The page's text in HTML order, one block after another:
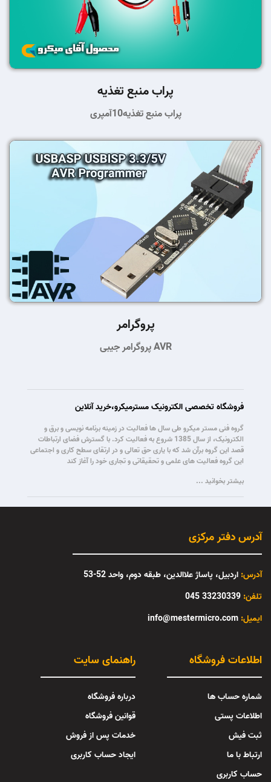
پراب منبع تغذیه
پراب منبع تغذیه10آمپری
پروگرامر
پروگرامر جیبی AVR
فروشگاه تخصصی الکترونیک مسترمیکرو،خرید آنلاین
گروه فنی مستر میکرو طی سال ها فعالیت در زمینه برنامه نویسی و برق و
الکترونیک، از سال 1385 شروع به فعالیت کرد. با گسترش فضای ارتباطات
قصد این گروه برآن شد که با یاری حق تعالی و در ارتقای سطح کاری و اجتماعی
این گروه فعالیت های علمی و تحقیقاتی و تجاری خود را آغاز کند
بیشتر بخوانید ...
آدرس دفتر مرکزی
آدرس: اردبیل، پاساژ علاالدین، طبقه دوم، واحد 52-53
تلفن: 33230339 045
info@mestermicro.com :ایمیل
راهنمای سایت
درباره فروشگاه
قوانین فروشگاه
خدمات پس از فروش
ایجاد حساب کاربری
اطلاعات فروشگاه
شماره حساب ها
اطلاعات پستی
ثبت فیش
ارتباط با ما
حساب کاربری